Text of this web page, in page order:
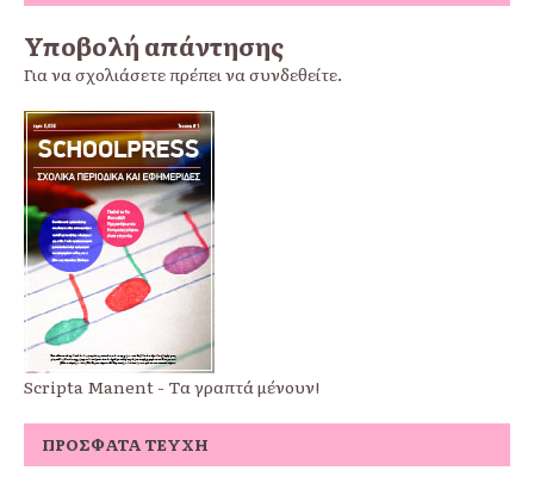
Υποβολή απάντησης
Για να σχολιάσετε πρέπει νασυνδεθείτε.
Scripta Manent - Τα γραπτά μένουν!
ΠΡΌΣΦΑΤΑ ΤΕΎΧΗ